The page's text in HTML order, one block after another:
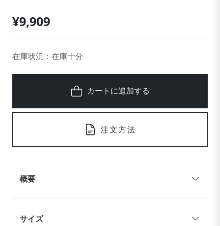
¥9,909
在庫状況：在庫十分
カートに追加する
注文方法
概要
サイズ